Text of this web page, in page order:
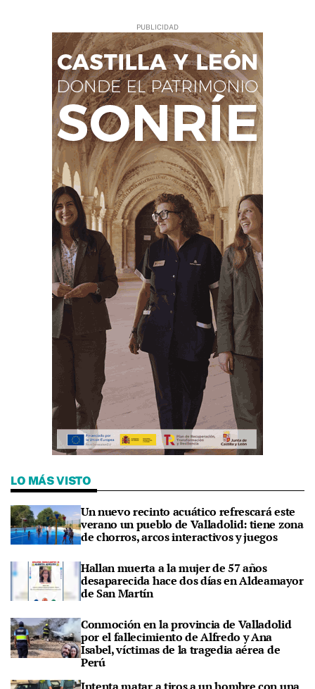
LO MÁS VISTO
Un nuevo recinto acuático refrescará este
verano un pueblo de Valladolid: tiene zona
de chorros, arcos interactivos y juegos
Hallan muerta a la mujer de 57 años
desaparecida hace dos días en Aldeamayor
de San Martín
Conmoción en la provincia de Valladolid
por el fallecimiento de Alfredo y Ana
Isabel, víctimas de la tragedia aérea de
Perú